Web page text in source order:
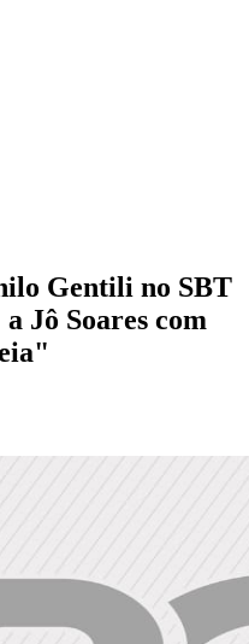
Gentili no SBT
Jô Soares com